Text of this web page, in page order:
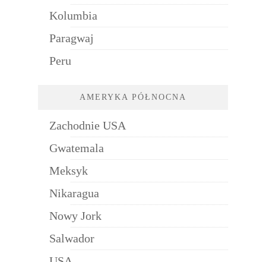
Kolumbia
Paragwaj
Peru
AMERYKA PÓŁNOCNA
Zachodnie USA
Gwatemala
Meksyk
Nikaragua
Nowy Jork
Salwador